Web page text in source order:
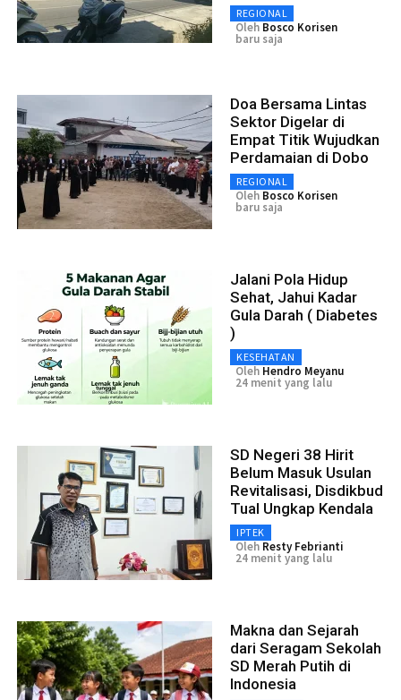
REGIONAL
Oleh Bosco Korisen
baru saja
Doa Bersama Lintas
Sektor Digelar di
Empat Titik Wujudkan
Perdamaian di Dobo
REGIONAL
Oleh Bosco Korisen
baru saja
Jalani Pola Hidup
Sehat, Jahui Kadar
Gula Darah ( Diabetes
)
KESEHATAN
Oleh Hendro Meyanu
24 menit yang lalu
SD Negeri 38 Hirit
Belum Masuk Usulan
Revitalisasi, Disdikbud
Tual Ungkap Kendala
IPTEK
Oleh Resty Febrianti
24 menit yang lalu
Makna dan Sejarah
dari Seragam Sekolah
SD Merah Putih di
Indonesia